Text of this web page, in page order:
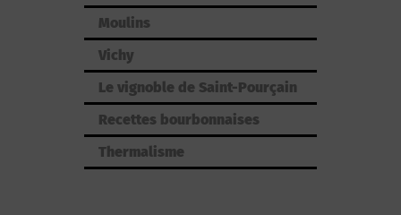
Moulins
Vichy
Le vignoble de Saint-Pourçain
Recettes bourbonnaises
Thermalisme